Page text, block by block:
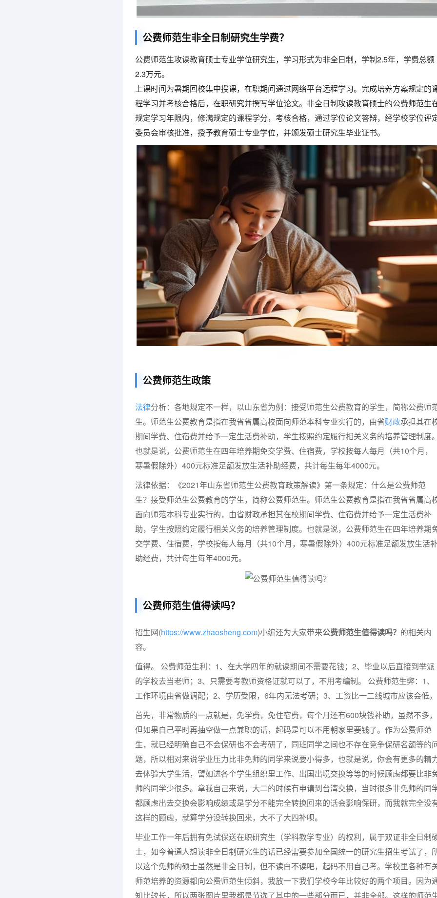
公费师范生非全日制研究生学费？
公费师范生攻读教育硕士专业学位研究生，学习形式为非全日制，学制2.5年，学费总额
2.3万元。
上课时间为暑期回校集中授课，在职期间通过网络平台远程学习。完成培养方案规定的
程学习并考核合格后，在职研究并撰写学位论文。非全日制攻读教育硕士的公费师范生
规定学习年限内，修满规定的课程学分，考核合格，通过学位论文答辩，经学校学位评
委员会审核批准，授予教育硕士专业学位，并颁发硕士研究生毕业证书。
公费师范生政策
法律分析：各地规定不一样，以山东省为例：接受师范生公费教育的学生，简称公费师
生。师范生公费教育是指在我省省属高校面向师范本科专业实行的，由省财政承担其在
期间学费、住宿费并给予一定生活费补助，学生按照约定履行相关义务的培养管理制度。
也就是说，公费师范生在四年培养期免交学费、住宿费，学校按每人每月（共10个月，
寒暑假除外）400元标准足额发放生活补助经费，共计每生每年4000元。
法律依据：《2021年山东省师范生公费教育政策解读》第一条规定：什么是公费师范
生？接受师范生公费教育的学生，简称公费师范生。师范生公费教育是指在我省省属高
面向师范本科专业实行的，由省财政承担其在校期间学费、住宿费并给予一定生活费补
助，学生按照约定履行相关义务的培养管理制度。也就是说，公费师范生在四年培养期
交学费、住宿费，学校按每人每月（共10个月，寒暑假除外）400元标准足额发放生活
助经费，共计每生每年4000元。
公费师范生值得读吗？
招生网(https://www.zhaosheng.com)小编还为大家带来公费师范生值得读吗？ 的相关内
容。
值得。 公费师范生利：1、在大学四年的就读期间不需要花钱；2、毕业以后直接到举派
的学校去当老师；3、只需要考教师资格证就可以了，不用考编制。 公费师范生弊：1、
工作环境由省做调配；2、学历受限，6年内无法考研；3、工资比一二线城市应该会低。
首先，非常物质的一点就是，免学费，免住宿费，每个月还有600块钱补助，虽然不多，
但如果自己平时再抽空做一点兼职的话，起码是可以不用朝家里要钱了。作为公费师范
生，就已经明确自己不会保研也不会考研了，同班同学之间也不存在竞争保研名额等的
题，所以相对来说学业压力比非免师的同学来说要小得多，也就是说，你会有更多的精
去体验大学生活，譬如进各个学生组织里工作、出国出境交换等等的时候顾虑都要比非
师的同学少很多。拿我自己来说，大二的时候有申请到台湾交换，当时很多非免师的同
都顾虑出去交换会影响成绩或是学分不能完全转换回来的话会影响保研，而我就完全没
这样的顾虑，就算学分没转换回来，大不了大四补呗。
毕业工作一年后拥有免试保送在职研究生（学科教学专业）的权利，属于双证非全日制
士，如今普通人想读非全日制研究生的话已经需要参加全国统一的研究生招生考试了，
以这个免师的硕士虽然是非全日制，但不读白不读吧，起码不用自己考。学校里各种有
师范培养的资源都向公费师范生倾斜，我放一下我们学校今年比较好的两个项目。因为
知比较长，所以两张图片里我都是节选了其中的一些部分而已，并非全部。这样的师范